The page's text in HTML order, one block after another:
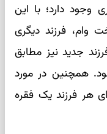
وجود دارد؛ با این
وام، فرزند دیگری
جدید نیز مطابق
همچنین در مورد
هر فرزند یک فقره